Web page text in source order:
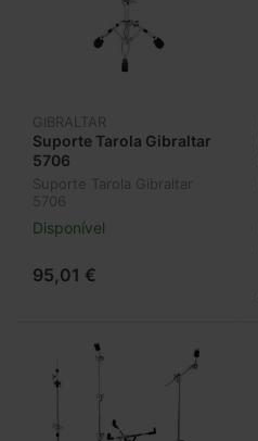
GIBRALTAR
Suporte Tarola Gibraltar
5706
Suporte Tarola Gibraltar
5706
Disponível
95,01 €